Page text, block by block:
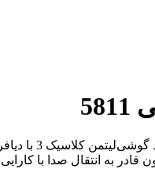
گوشی‌ پزشکی
به انتقال صدا با کارایی